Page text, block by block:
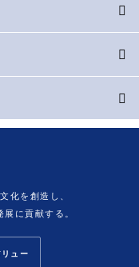
化を創造し、
に貢献する。
ュー